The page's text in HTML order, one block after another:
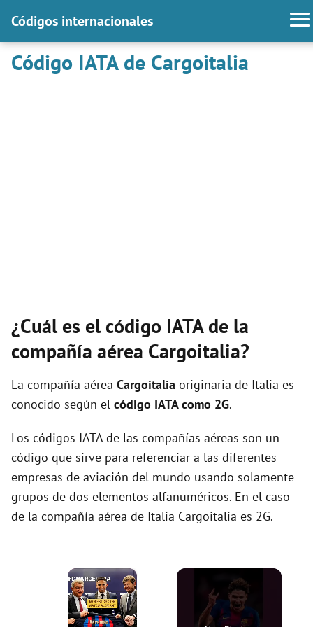
Códigos internacionales
Código IATA de Cargoitalia
¿Cuál es el código IATA de la
compañía aérea Cargoitalia?
La compañía aérea Cargoitalia originaria de Italia es
conocido según el código IATA como 2G.
Los códigos IATA de las compañías aéreas son un
código que sirve para referenciar a las diferentes
empresas de aviación del mundo usando solamente
grupos de dos elementos alfanuméricos. En el caso
de la compañía aérea de Italia Cargoitalia es 2G.
×